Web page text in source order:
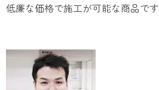
低廉な価格で施工が可能な商品です